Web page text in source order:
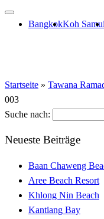
BangkokKoh Samui
Startseite » Tawana
003
Suche nach:
Neueste Beiträge
Baan Chaweng
Aree Beach Resort
Khlong Nin Beach
Kantiang Bay